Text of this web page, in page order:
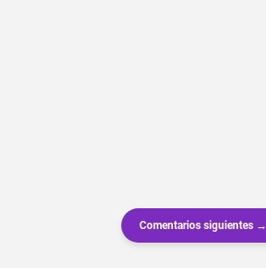
Comentarios siguientes →